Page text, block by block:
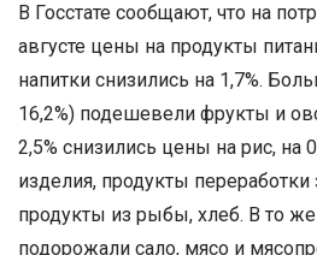
В Госстате сообщают, что на
августе цены на продукты
напитки снизились на 1,7%.
16,2%) подешевели фрукты и
2,5% снизились цены на рис, на
изделия, продукты
продукты из рыбы, хлеб. В то
подорожали сало, мясо и